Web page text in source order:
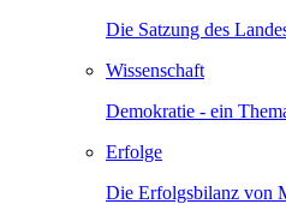
Die Satzung des
Wissenschaft
Demokratie - ein
Erfolge
Die Erfolgsbilanz von